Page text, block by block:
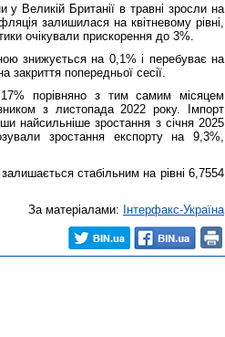
у Великій Британії в травні зросли на
залишилася на квітневому рівні,
очікували прискорення до 3%.
знижується на 0,1% і перебуває на
закриття попередньої сесії.
порівняно з тим самим місяцем
з листопада 2022 року. Імпорт
найсильніше зростання з січня 2025
зростання експорту на 9,3%,
стабільним на рівні 6,7554
За матеріалами: Інтерфакс-Україна